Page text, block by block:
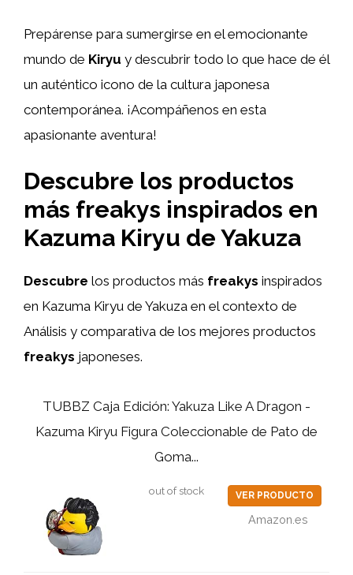
Prepárense para sumergirse en el emocionante
mundo de Kiryu y descubrir todo lo que hace de él
un auténtico icono de la cultura japonesa
contemporánea. ¡Acompáñenos en esta
apasionante aventura!
Descubre los productos
más freakys inspirados en
Kazuma Kiryu de Yakuza
Descubre los productos más freakys inspirados
en Kazuma Kiryu de Yakuza en el contexto de
Análisis y comparativa de los mejores productos
freakys japoneses.
TUBBZ Caja Edición: Yakuza Like A Dragon -
Kazuma Kiryu Figura Coleccionable de Pato de
Goma...
out of stock VER PRODUCTO
Amazon.es